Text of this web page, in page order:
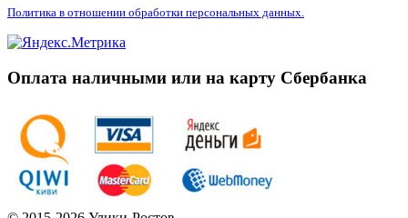
Политика в отношении обработки персональных данных.
Оплата наличными или на карту Сбербанка